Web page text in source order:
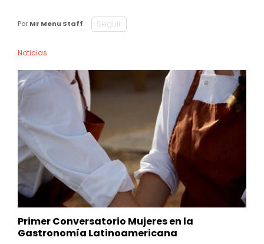
Por Mr Menu Staff Seguir
Noticias
Primer Conversatorio Mujeres en la
Gastronomía Latinoamericana